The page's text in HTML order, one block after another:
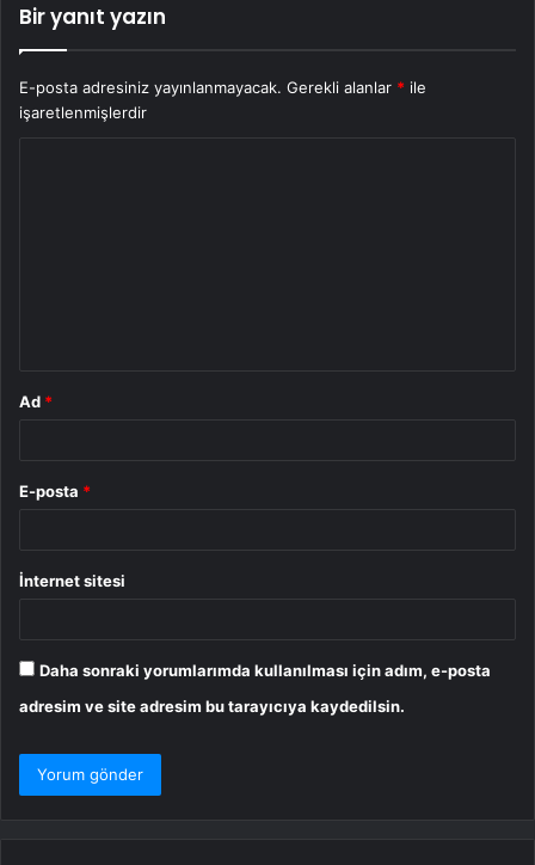
Bir yanıt yazın
E-posta adresiniz yayınlanmayacak. Gerekli alanlar * ile
işaretlenmişlerdir
Ad *
E-posta *
İnternet sitesi
Daha sonraki yorumlarımda kullanılması için adım, e-posta
adresim ve site adresim bu tarayıcıya kaydedilsin.